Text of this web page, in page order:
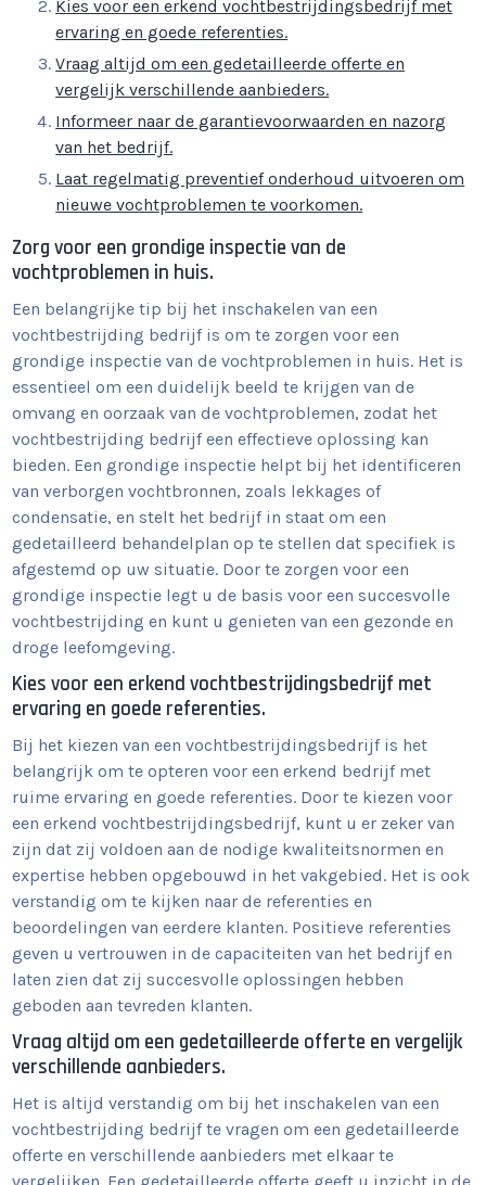
Kies voor een erkend vochtbestrijdingsbedrijf met
ervaring en goede referenties.
Vraag altijd om een gedetailleerde offerte en
vergelijk verschillende aanbieders.
Informeer naar de garantievoorwaarden en nazorg
van het bedrijf.
Laat regelmatig preventief onderhoud uitvoeren om
nieuwe vochtproblemen te voorkomen.
Zorg voor een grondige inspectie van de
vochtproblemen in huis.
Een belangrijke tip bij het inschakelen van een
vochtbestrijding bedrijf is om te zorgen voor een
grondige inspectie van de vochtproblemen in huis. Het is
essentieel om een duidelijk beeld te krijgen van de
omvang en oorzaak van de vochtproblemen, zodat het
vochtbestrijding bedrijf een effectieve oplossing kan
bieden. Een grondige inspectie helpt bij het identificeren
van verborgen vochtbronnen, zoals lekkages of
condensatie, en stelt het bedrijf in staat om een
gedetailleerd behandelplan op te stellen dat specifiek is
afgestemd op uw situatie. Door te zorgen voor een
grondige inspectie legt u de basis voor een succesvolle
vochtbestrijding en kunt u genieten van een gezonde en
droge leefomgeving.
Kies voor een erkend vochtbestrijdingsbedrijf met
ervaring en goede referenties.
Bij het kiezen van een vochtbestrijdingsbedrijf is het
belangrijk om te opteren voor een erkend bedrijf met
ruime ervaring en goede referenties. Door te kiezen voor
een erkend vochtbestrijdingsbedrijf, kunt u er zeker van
zijn dat zij voldoen aan de nodige kwaliteitsnormen en
expertise hebben opgebouwd in het vakgebied. Het is ook
verstandig om te kijken naar de referenties en
beoordelingen van eerdere klanten. Positieve referenties
geven u vertrouwen in de capaciteiten van het bedrijf en
laten zien dat zij succesvolle oplossingen hebben
geboden aan tevreden klanten.
Vraag altijd om een gedetailleerde offerte en vergelijk
verschillende aanbieders.
Het is altijd verstandig om bij het inschakelen van een
vochtbestrijding bedrijf te vragen om een gedetailleerde
offerte en verschillende aanbieders met elkaar te